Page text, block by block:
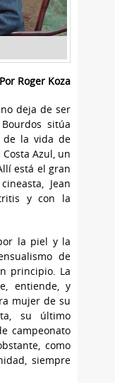
Por Roger Koza
deja de ser
sitúa
la vida de
Azul, un
está el gran
Jean
y con la
la piel y la
de
principio. La
entiende, y
mujer de su
su último
campeonato
como
siempre